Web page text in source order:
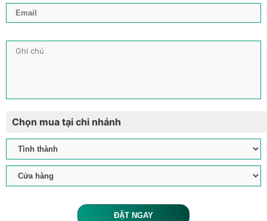
Chọn mua tại chi nhánh
ĐẶT NGAY